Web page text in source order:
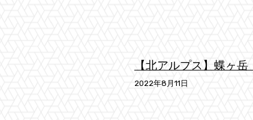
【北アルプス】蝶ヶ
2022年8月11日